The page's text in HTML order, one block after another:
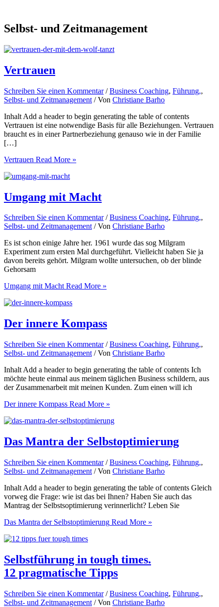
Selbst- und Zeitmanagement
Vertrauen
Schreiben Sie einen Kommentar /Business Coaching, Führung,,
Selbst- und Zeitmanagement / Von Christiane Barho
Inhalt Add a header to begin generating the table of contents
Vertrauen ist eine notwendige Basis für alle Beziehungen. Vertrauen
braucht es in einer Partnerbeziehung genauso wie in der Familie
[…]
Vertrauen Read More »
Umgang mit Macht
Schreiben Sie einen Kommentar /Business Coaching, Führung,,
Selbst- und Zeitmanagement/ Von Christiane Barho
Es ist schon einige Jahre her. 1961 wurde das sog Milgram
Experiment zum ersten Mal durchgeführt. Vielleicht haben Sie ja
davon bereits gehört. Milgram wollte untersuchen, ob der blinde
Gehorsam
Umgang mit MachtRead More »
Der innere Kompass
Schreiben Sie einen Kommentar /Business Coaching, Führung,,
Selbst- und Zeitmanagement / Von Christiane Barho
Inhalt Add a header to begin generating the table of contents Ich
möchte heute einmal aus meinem täglichen Business schildern, aus
der Zusammenarbeit mit meinen Kunden. Zum einen will ich
Der innere Kompass Read More »
Das Mantra der Selbstoptimierung
Schreiben Sie einen Kommentar /Business Coaching, Führung,,
Selbst- und Zeitmanagement / Von Christiane Barho
Inhalt Add a header to begin generating the table of contents Gleich
vorweg die Frage: wie ist das bei Ihnen? Haben Sie auch das
Mantrag der Selbstsoptimierung verinnerlicht? Leben Sie
Das Mantra der Selbstoptimierung Read More »
Selbstführung in tough times.
12 pragmatische Tipps
Schreiben Sie einen Kommentar /Business Coaching, Führung,,
Selbst- und Zeitmanagement / Von Christiane Barho